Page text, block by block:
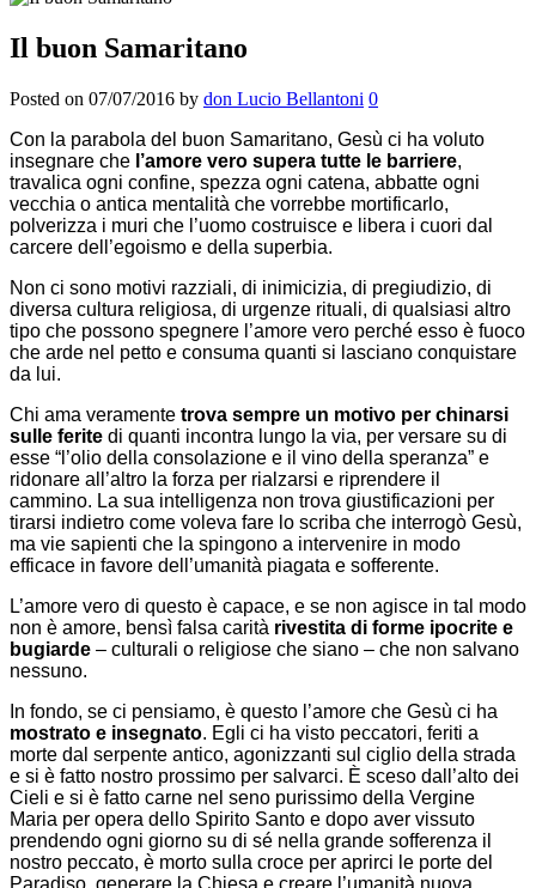
Il buon Samaritano
Posted on 07/07/2016 by don Lucio Bellantoni 0
Con la parabola del buon Samaritano, Gesù ci ha voluto
insegnare che l’amore vero supera tutte le barriere,
travalica ogni confine, spezza ogni catena, abbatte ogni
vecchia o antica mentalità che vorrebbe mortificarlo,
polverizza i muri che l’uomo costruisce e libera i cuori dal
carcere dell’egoismo e della superbia.
Non ci sono motivi razziali, di inimicizia, di pregiudizio, di
diversa cultura religiosa, di urgenze rituali, di qualsiasi altro
tipo che possono spegnere l’amore vero perché esso è fuoco
che arde nel petto e consuma quanti si lasciano conquistare
da lui.
Chi ama veramente trova sempre un motivo per chinarsi
sulle ferite di quanti incontra lungo la via, per versare su di
esse “l’olio della consolazione e il vino della speranza” e
ridonare all’altro la forza per rialzarsi e riprendere il
cammino. La sua intelligenza non trova giustificazioni per
tirarsi indietro come voleva fare lo scriba che interrogò Gesù,
ma vie sapienti che la spingono a intervenire in modo
efficace in favore dell’umanità piagata e sofferente.
L’amore vero di questo è capace, e se non agisce in tal modo
non è amore, bensì falsa carità rivestita di forme ipocrite e
bugiarde – culturali o religiose che siano – che non salvano
nessuno.
In fondo, se ci pensiamo, è questo l’amore che Gesù ci ha
mostrato e insegnato. Egli ci ha visto peccatori, feriti a
morte dal serpente antico, agonizzanti sul ciglio della strada
e si è fatto nostro prossimo per salvarci. È sceso dall’alto dei
Cieli e si è fatto carne nel seno purissimo della Vergine
Maria per opera dello Spirito Santo e dopo aver vissuto
prendendo ogni giorno su di sé nella grande sofferenza il
nostro peccato, è morto sulla croce per aprirci le porte del
Paradiso, generare la Chiesa e creare l’umanità nuova.